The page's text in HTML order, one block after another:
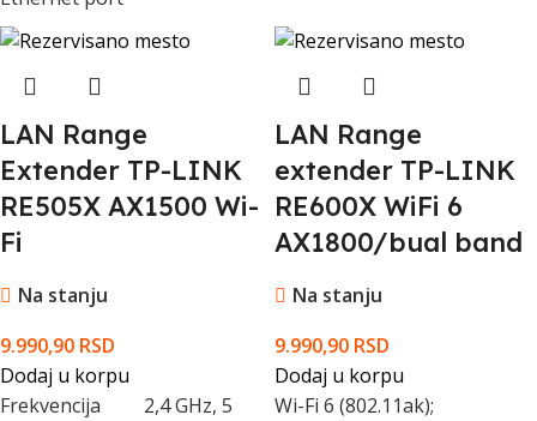
LAN Range
Extender TP-LINK
RE505X AX1500 Wi-
Fi
Na stanju
9.990,90 RSD
Dodaj u korpu
Frekvencija 2,4 GHz, 5
LAN Range
extender TP-LINK
RE600X WiFi 6
AX1800/bual band
Na stanju
9.990,90 RSD
Dodaj u korpu
Wi-Fi 6 (802.11ak);